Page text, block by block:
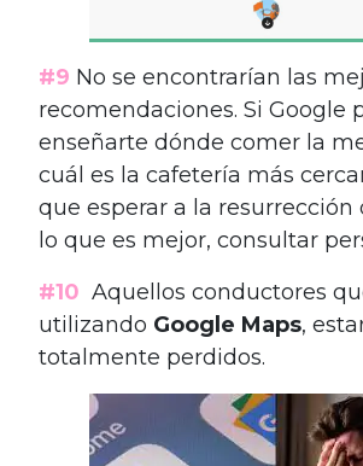
#9 No se encontrarían las
recomendaciones. Si Google
enseñarte dónde comer la
cuál es la cafetería más
que esperar a la resurrección
lo que es mejor, consultar
#10 Aquellos conductores
utilizando Google Maps,
totalmente perdidos.